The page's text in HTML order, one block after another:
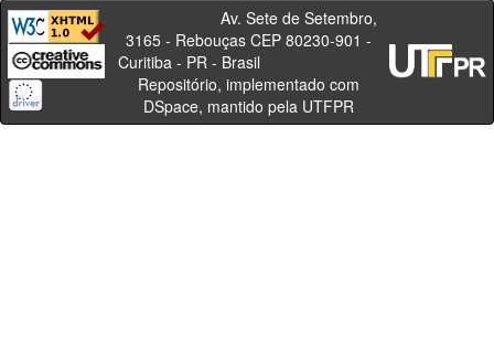
Av. Sete de Setembro,
3165 - Rebouças CEP 80230-901 -
Curitiba - PR - Brasil
Repositório, implementado com
DSpace, mantido pela UTFPR